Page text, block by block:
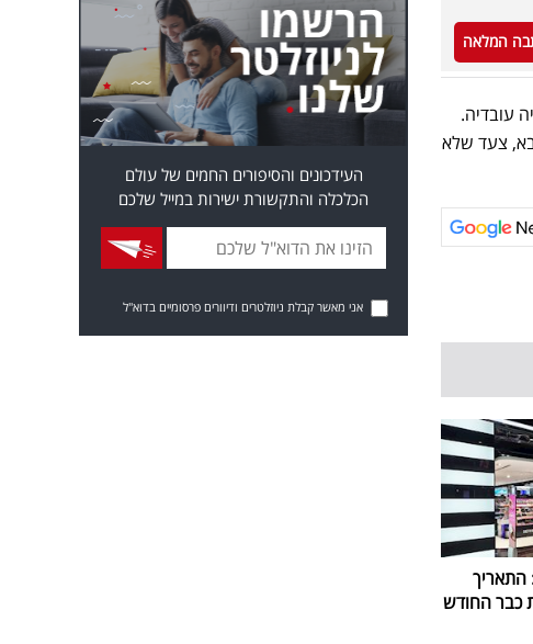
המלאה
עובדיה.
הבא, צעד שלא
התאריך
העידכונים והסיפורים החמים של עולם
הכלכלה והתקשורת ישירות במייל שלכם
אני מאשר קבלת ניוזלטרים ודיוורים פרסומיים בדוא"ל